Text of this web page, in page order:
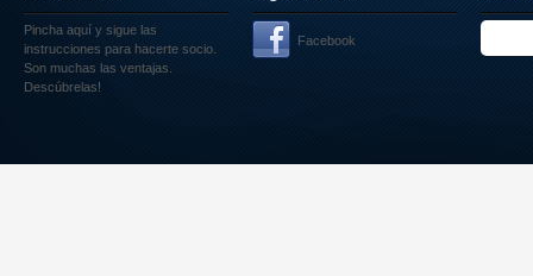
Pincha aquí y sigue las
instrucciones para hacerte socio.
Son muchas las ventajas.
Descúbrelas!
Facebook